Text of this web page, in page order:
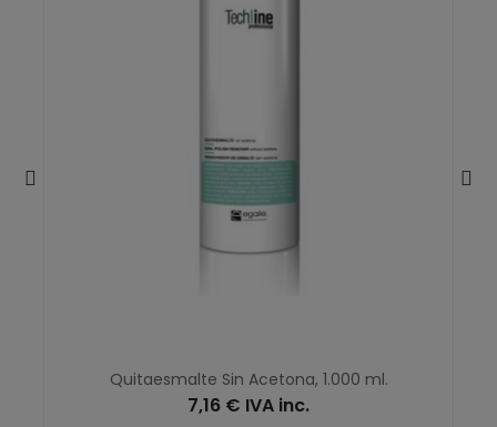
Quitaesmalte Sin Acetona, 1.000 ml.
7,16 € IVA inc.